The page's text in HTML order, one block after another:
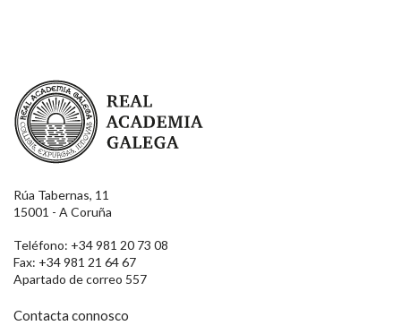
Real Academia Galega
Rúa Tabernas, 11
15001 - A Coruña
Teléfono: +34 981 20 73 08
Fax: +34 981 21 64 67
Apartado de correo 557
Contacta connosco